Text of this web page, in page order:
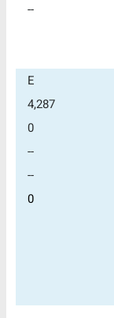
--
E
4,287
0
--
--
0